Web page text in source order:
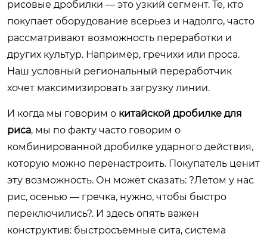
рисовые дробилки — это узкий сегмент. Те, кто
покупает оборудование всерьез и надолго, часто
рассматривают возможность переработки и
других культур. Например, гречихи или проса.
Наш условный региональный переработчик
хочет максимизировать загрузку линии.
И когда мы говорим о китайской дробилке для
риса, мы по факту часто говорим о
комбинированной дробилке ударного действия,
которую можно перенастроить. Покупатель ценит
эту возможность. Он может сказать: ?Летом у нас
рис, осенью — гречка, нужно, чтобы быстро
переключились?. И здесь опять важен
конструктив: быстросъемные сита, система